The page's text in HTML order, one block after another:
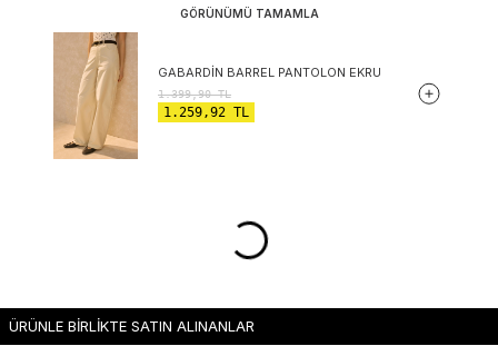
GÖRÜNÜMÜ TAMAMLA
GABARDIN BARREL PANTOLON EKRU
1.399,90TL
1.259,92 TL
ÜRÜNLE BİRLİKTE SATIN ALINANLAR